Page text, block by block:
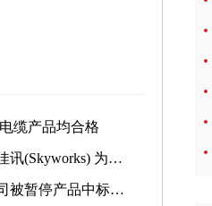
缆产品均合格
环球新资讯：罗彻斯特电子携手思佳讯(Skyworks) 为客户提供持续的产品支持，覆盖未停产及停产元器件
世界百事通！山东利安电器有限公司被暂停产品中标资格3个月